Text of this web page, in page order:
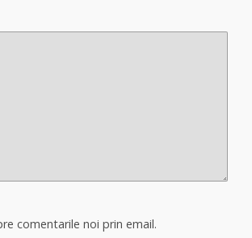
comentarile noi prin email.